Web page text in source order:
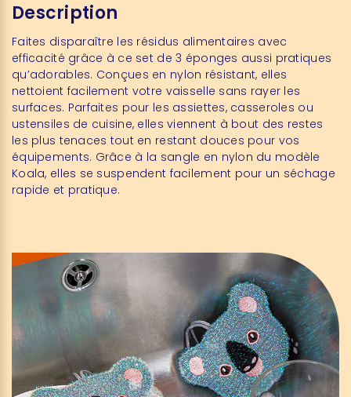
Description
Faites disparaître les résidus alimentaires avec
efficacité grâce à ce set de 3 éponges aussi pratiques
qu’adorables. Conçues en nylon résistant, elles
nettoient facilement votre vaisselle sans rayer les
surfaces. Parfaites pour les assiettes, casseroles ou
ustensiles de cuisine, elles viennent à bout des restes
les plus tenaces tout en restant douces pour vos
équipements. Grâce à la sangle en nylon du modèle
Koala, elles se suspendent facilement pour un séchage
rapide et pratique.